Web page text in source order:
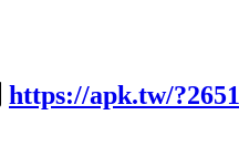
https://apk.tw/?2651